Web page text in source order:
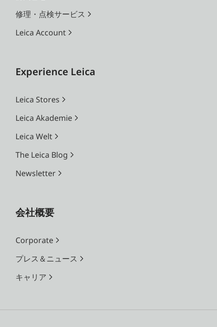
測光：中央重点測光、マルチ測光、ス
ポット測光
範囲
20（絞り値：f1～f32） 測光範囲を
下回る場合は、ファインダー内で三角
ISO
ISO 100～50000相当（ISO 200から
アル、オート
モー り値に応じてシャッタースピードを自
マニュアル露出モード：絞り値とシャ
ッタースピードを手動で設定
修理・点検サービス
Leica Account
Experience Leica
Leica Stores
Leica Akademie
Leica Welt
The Leica Blog
Newsletter
会社概要
Corporate
プレス＆ニュース
キャリア